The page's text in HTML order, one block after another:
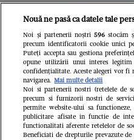
Unul dintre cele
aeroporturi din
complet porțile
Milioane de
Nouă ne pasă ca datele tale
Noi și partenerii noștri 596stocăm
precum identificatorii cookie unici
Puteți accepta sau gestiona
opune utilizării unui interes
confidențialitate. Aceste alegeri vor
navigarea. Mai multe detalii
Noi si partenerii nostri (retelele de
precum si furnizorii nostri de
permite website-ului sa
publicitare afisate in functie de
functionalitati aferente retelelor de
Beneficiati de drepturile prevazute